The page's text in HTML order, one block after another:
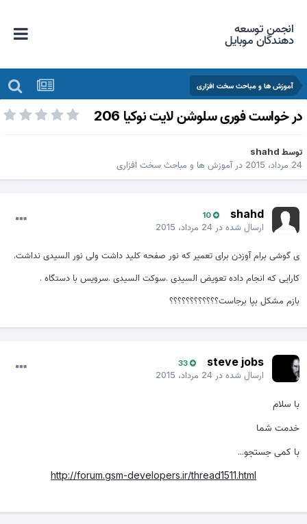
انجمن توسعه
دهندگان موبایل
آموزش ها و مباحث سخت افزاری
خواست فوری سلوشن لایت نوکیا 206
shahd
2015
درآموزش ها و مباحث سخت افزاری
shahd
10
ارسال شده در24 مرداد، 2015
ی گوشی برام آوزدن برای تعمیر که نور صفحه کلید داشت ولی نور السیدی نداشت.
کارایی که انجام داده تعویض السیدی .سوکت السیدی .سرویس با دستگاه .
بازم مشکل بپا برجاست؟؟؟؟؟؟؟؟؟؟؟؟
steve jobs
33
ارسال شده در24 مرداد، 2015
با سلام
خدمت شما
با کمی جستجو...
http://forum.gsm-developers.ir/thread1511.html